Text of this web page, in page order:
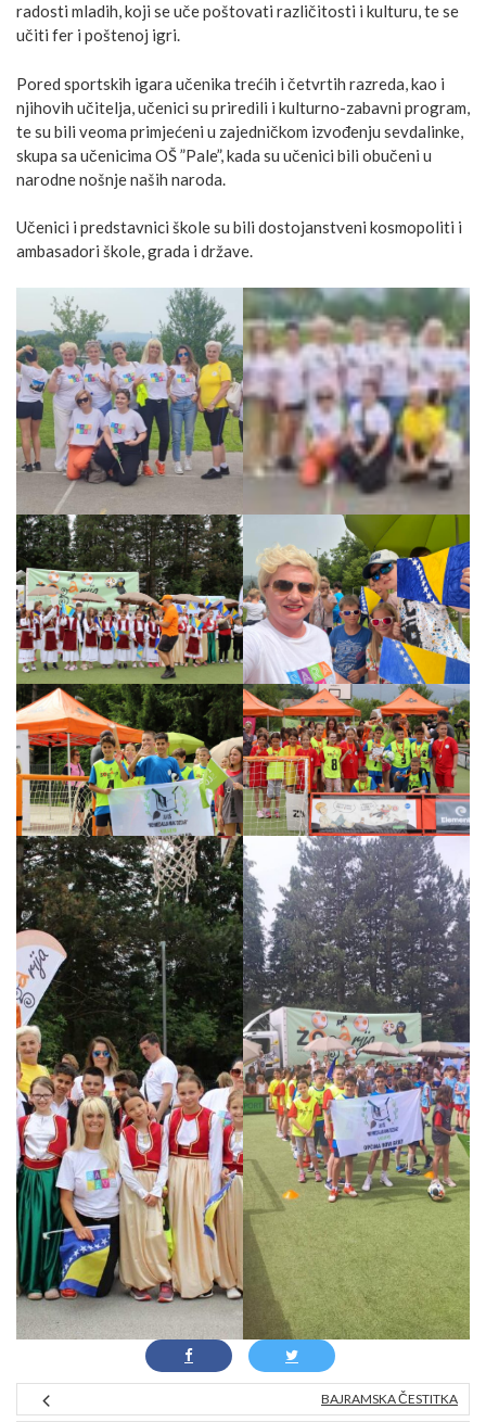
radosti mladih, koji se uče poštovati različitosti i kulturu, te se
učiti fer i poštenoj igri.
Pored sportskih igara učenika trećih i četvrtih razreda, kao i
njihovih učitelja, učenici su priredili i kulturno-zabavni program,
te su bili veoma primjećeni u zajedničkom izvođenju sevdalinke,
skupa sa učenicima OŠ ”Pale”, kada su učenici bili obučeni u
narodne nošnje naših naroda.
Učenici i predstavnici škole su bili dostojanstveni kosmopoliti i
ambasadori škole, grada i države.
BAJRAMSKA ČESTITKA